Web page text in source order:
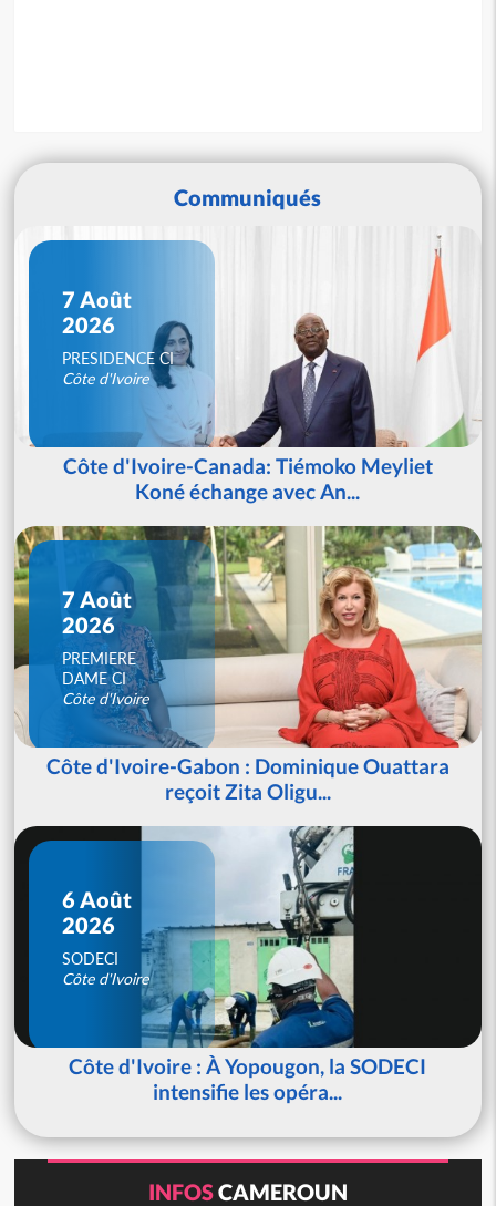
Communiqués
7 Août
2026
PRESIDENCE CI
Côte d'Ivoire
Côte d'Ivoire-Canada: Tiémoko Meyliet
Koné échange avec An...
7 Août
2026
PREMIERE
DAME CI
Côte d'Ivoire
Côte d'Ivoire-Gabon : Dominique Ouattara
reçoit Zita Oligu...
6 Août
2026
SODECI
Côte d'Ivoire
Côte d'Ivoire : À Yopougon, la SODECI
intensifie les opéra...
INFOSCAMEROUN